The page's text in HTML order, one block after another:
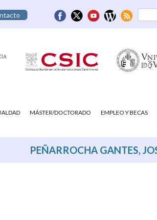
MÁSTER/DOCTORADO EMPLEO Y BECAS
PEÑARROCHA GANTES,